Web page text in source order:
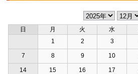
日 月 火 水
1
2 3
7 8 9 10
14 15 16 17